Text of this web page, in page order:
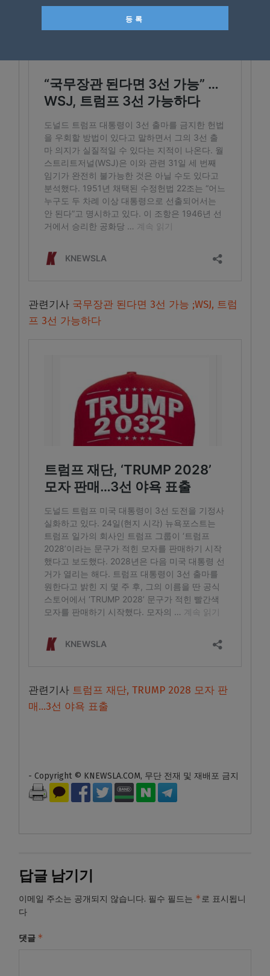
관련기사 국무장관 된다면 3선 가능 ;WSJ, 트럼
프 3선 가능하다
관련기사 트럼프 재단, TRUMP 2028 모자 판
매…3선 야욕 표출
- Copyright © KNEWSLA.COM, 무단 전재 및 재배포 금지
답글 남기기
이메일 주소는 공개되지 않습니다. 필수 필드는 *로 표시됩니
다
댓글 *